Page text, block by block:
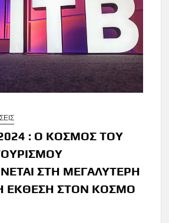
2024 : Ο ΚΟΣΜΟΣ ΤΟΥ
ΣΤΗ ΜΕΓΑΛΥΤΕΡΗ
ΕΚΘΕΣΗ ΣΤΟΝ ΚΟΣΜΟ